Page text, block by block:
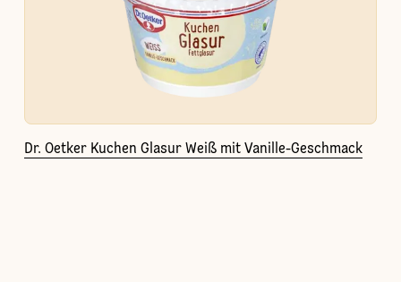
Dr. Oetker Kuchen Glasur Weiß mit Vanille-Geschmack